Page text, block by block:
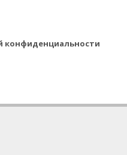
конфиденциальности